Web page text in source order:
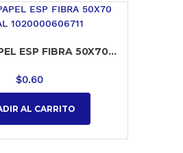
ESP FIBRA 50X70...
$0.60
AL CARRITO